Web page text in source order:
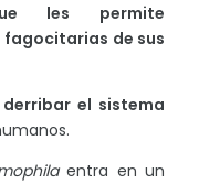
les permite
fagocitarias de sus
derribar el sistema
entra en un